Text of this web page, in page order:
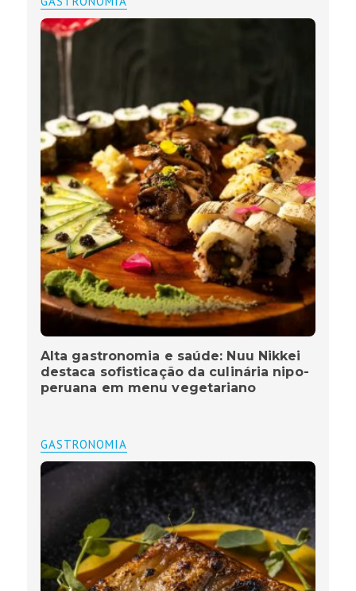
Alta gastronomia e saúde: Nuu Nikkei
destaca sofisticação da culinária nipo-
peruana em menu vegetariano
GASTRONOMIA